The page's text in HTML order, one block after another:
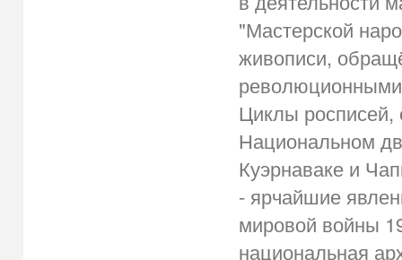
"Мастерской
живописи,
Циклы росписей,
Национальном
Куэрнаваке и
- ярчайшие
мировой войны
национальная